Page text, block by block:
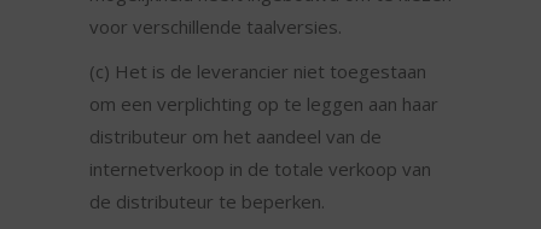
voor verschillende taalversies.
(c) Het is de leverancier niet toegestaan
om een verplichting op te leggen aan haar
distributeur om het aandeel van de
internetverkoop in de totale verkoop van
de distributeur te beperken.